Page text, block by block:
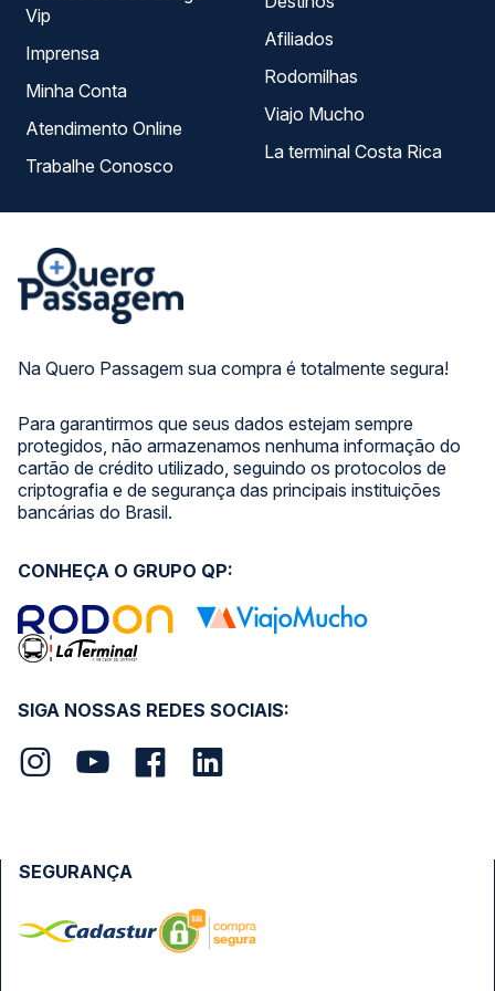
Na Quero Passagem sua compra é totalmente segura!
Para garantirmos que seus dados estejam sempre
protegidos, não armazenamos nenhuma informação do
cartão de crédito utilizado, seguindo os protocolos de
criptografia e de segurança das principais instituições
bancárias do Brasil.
Vip
Imprensa
Minha Conta
Atendimento Online
Trabalhe Conosco
Afiliados
Rodomilhas
Viajo Mucho
La terminal Costa Rica
SIGA NOSSAS REDES SOCIAIS:
CONHEÇA O GRUPO QP:
SEGURANÇA